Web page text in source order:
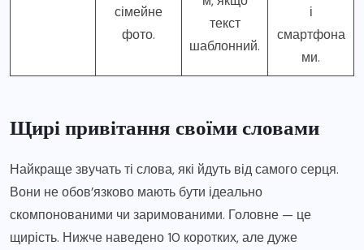
сімейне
фото.
текст
шаблонний.
і
смартфона
ми.
Щирі привітання своїми словами
Найкраще звучать ті слова, які йдуть від самого серця.
Вони не обов’язково мають бути ідеально
скомпонованими чи заримованими. Головне — це
щирість. Нижче наведено 10 коротких, але дуже